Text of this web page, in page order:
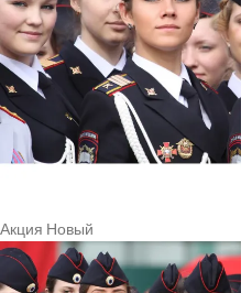
Акция Новый